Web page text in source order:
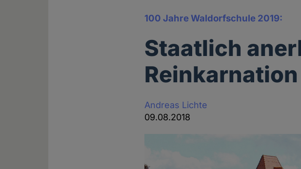
100 Jahre Waldorfschule 2019:
Staatlich
Reinkarnation
Andreas Lichte
09.08.2018